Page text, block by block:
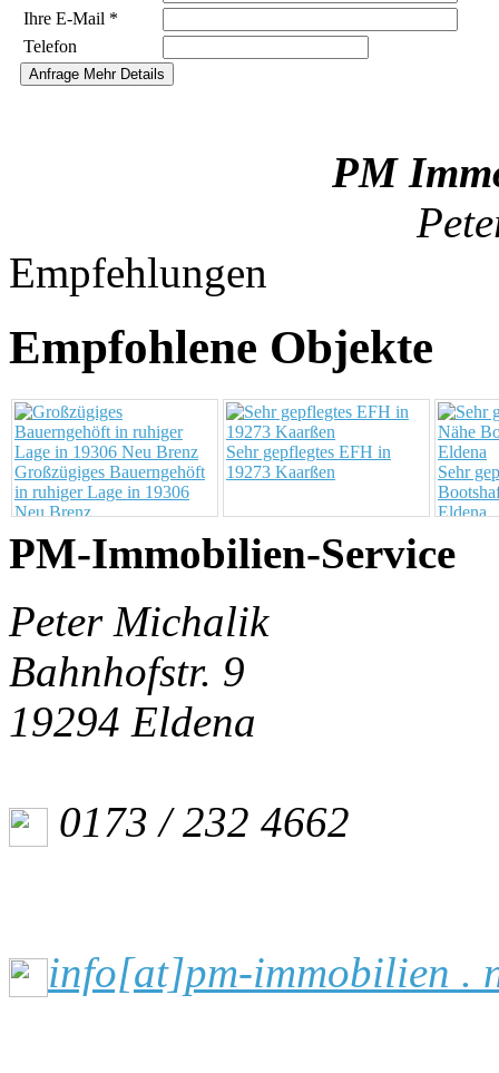
Ihre E-Mail *
Telefon
PM
Empfehlungen
Empfohlene Objekte
Großzügiges Bauerngehöft
in ruhiger Lage in 19306
Neu Brenz
Sehr gepflegtes EFH in
19273 Kaarßen
Sehr
Eldena
PM-Immobilien-Service
Peter Michalik
Bahnhofstr. 9
19294 Eldena
0173 / 232 4662
info[at]pm-immobilien .